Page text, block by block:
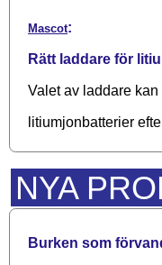
Mascot:
Rätt laddare för
Valet av laddare
litiumjonbatterier
NYA
Burken som